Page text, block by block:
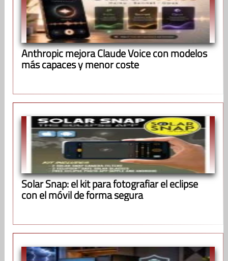
Anthropic mejora Claude Voice con modelos
más capaces y menor coste
Solar Snap: el kit para fotografiar el eclipse
con el móvil de forma segura